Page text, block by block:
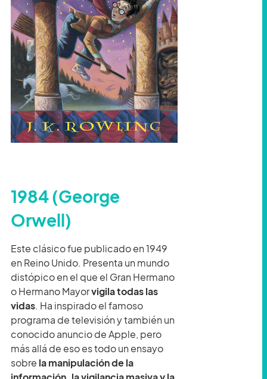
1984 (George
Orwell)
Este clásico fue publicado en 1949
en Reino Unido. Presenta un mundo
distópico en el que el Gran Hermano
o Hermano Mayorvigila todas las
vidas. Ha inspirado el famoso
programa de televisión y también un
conocido anuncio de Apple, pero
más allá de eso es todo un ensayo
sobre la manipulación de la